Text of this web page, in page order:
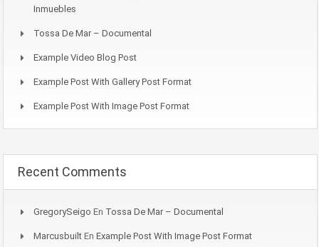
Inmuebles
Tossa De Mar – Documental
Example Video Blog Post
Example Post With Gallery Post Format
Example Post With Image Post Format
Recent Comments
GregorySeigo En Tossa De Mar – Documental
Marcusbuilt En Example Post With Image Post Format